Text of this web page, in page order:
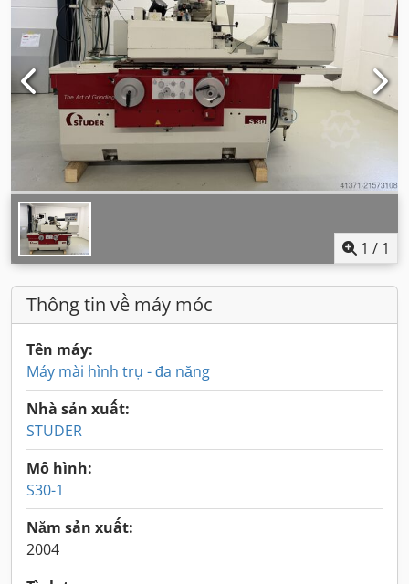
1 / 1
Thông tin về máy móc
Tên máy:
Máy mài hình trụ - đa năng
Nhà sản xuất:
STUDER
Mô hình:
S30-1
Năm sản xuất:
2004